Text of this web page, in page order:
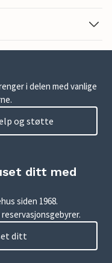
i delen med vanlige
og støtte
ditt med
siden 1968.
ditt